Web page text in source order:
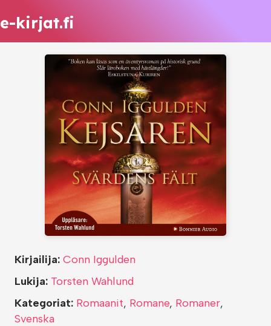
e-kirjat.fi
Kirjailija: Conn Iggulden
Lukija: Torsten Wahlund
Kategoriat: Romaanit, Romane, Romaner,
Svenska